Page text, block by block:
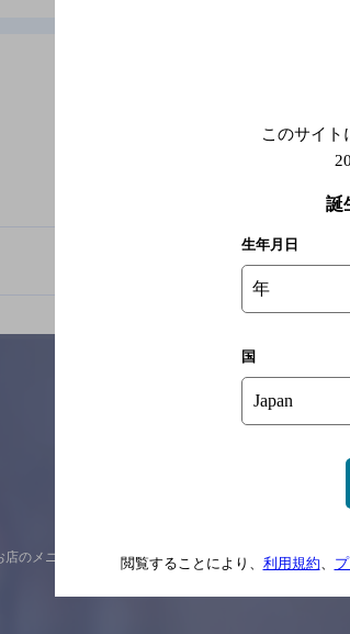
のメニューや営業時間などの掲載情報については、 予
このサイト
誕
生年月日
年
国
閲覧することにより、 利用規約